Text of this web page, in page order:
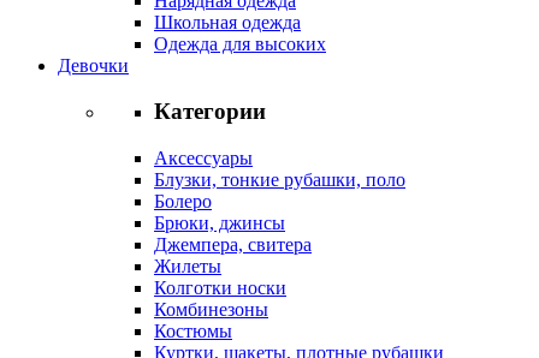
Школьная одежда
Одежда для высоких
Девочки
Категории
Аксессуары
Блузки, тонкие рубашки, поло
Болеро
Брюки, джинсы
Джемпера, свитера
Жилеты
Колготки носки
Комбинезоны
Костюмы
Куртки, шакеты, плотные рубашки